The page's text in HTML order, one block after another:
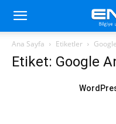
Ana Sayfa Etiketler
Etiket: Google